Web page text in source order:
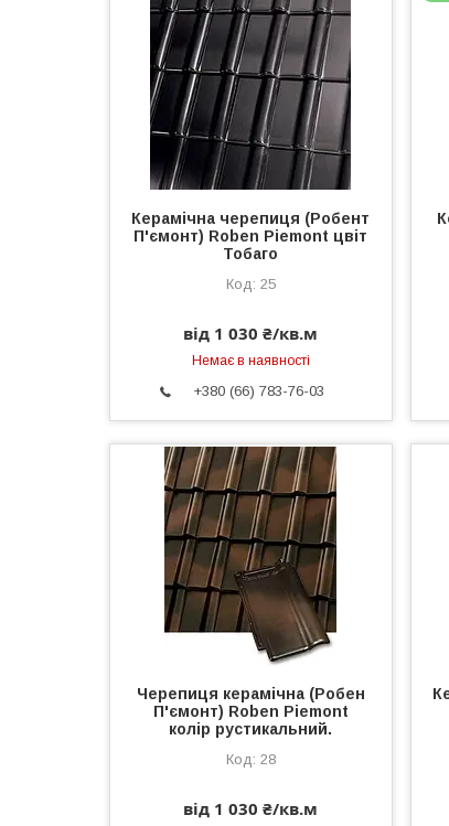
Керамічна черепиця (Робент
П'ємонт) Roben Piemont цвіт
Тобаго
25
від 1 030 ₴/кв.м
Немає в наявності
+380 (66) 783-76-03
Черепиця керамічна (Робен
П'ємонт) Roben Piemont
колір рустикальний.
28
від 1 030 ₴/кв.м